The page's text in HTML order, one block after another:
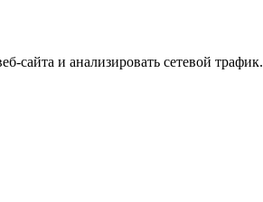
сайта и анализировать сетевой трафик.